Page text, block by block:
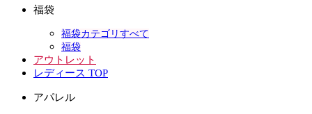
福袋
福袋カテゴリすべて
福袋
アウトレット
レディース TOP
アパレル